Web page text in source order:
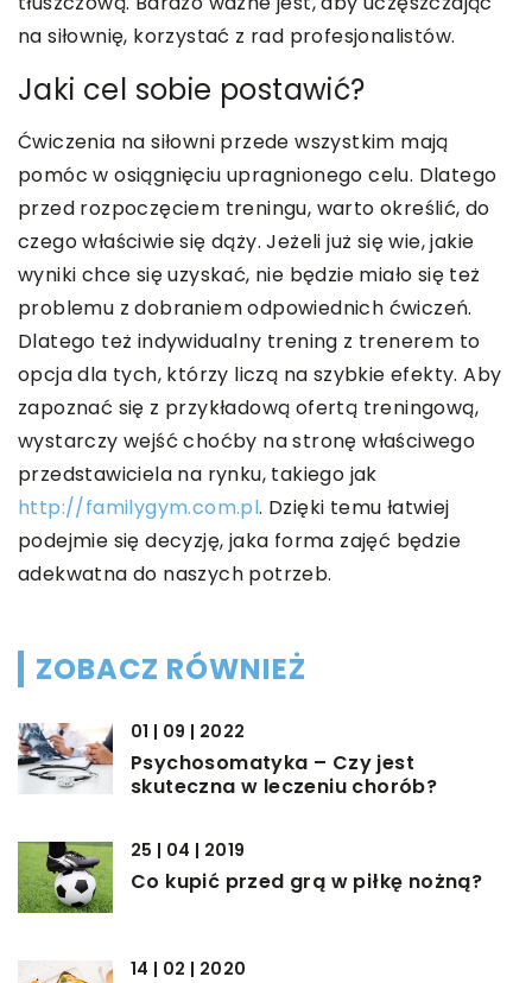
na siłownię, korzystać z rad profesjonalistów.
Jaki cel sobie postawić?
Ćwiczenia na siłowni przede wszystkim mają
pomóc w osiągnięciu upragnionego celu. Dlatego
przed rozpoczęciem treningu, warto określić, do
czego właściwie się dąży. Jeżeli już się wie, jakie
wyniki chce się uzyskać, nie będzie miało się też
problemu z dobraniem odpowiednich ćwiczeń.
Dlatego też indywidualny trening z trenerem to
opcja dla tych, którzy liczą na szybkie efekty. Aby
zapoznać się z przykładową ofertą treningową,
wystarczy wejść choćby na stronę właściwego
przedstawiciela na rynku, takiego jak
http://familygym.com.pl. Dzięki temu łatwiej
podejmie się decyzję, jaka forma zajęć będzie
adekwatna do naszych potrzeb.
ZOBACZ RÓWNIEŻ
01 | 09 | 2022
Psychosomatyka – Czy jest
skuteczna w leczeniu chorób?
25 | 04 | 2019
Co kupić przed grą w piłkę nożną?
14 | 02 | 2020